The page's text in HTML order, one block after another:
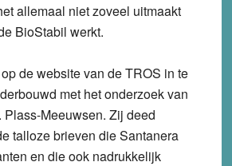
allemaal niet zoveel uitmaakt
BioStabil werkt.
de website van de TROS in te
met het onderzoek van
Plass-Meeuwsen. Zij deed
talloze brieven die Santanera
en die ook nadrukkelijk